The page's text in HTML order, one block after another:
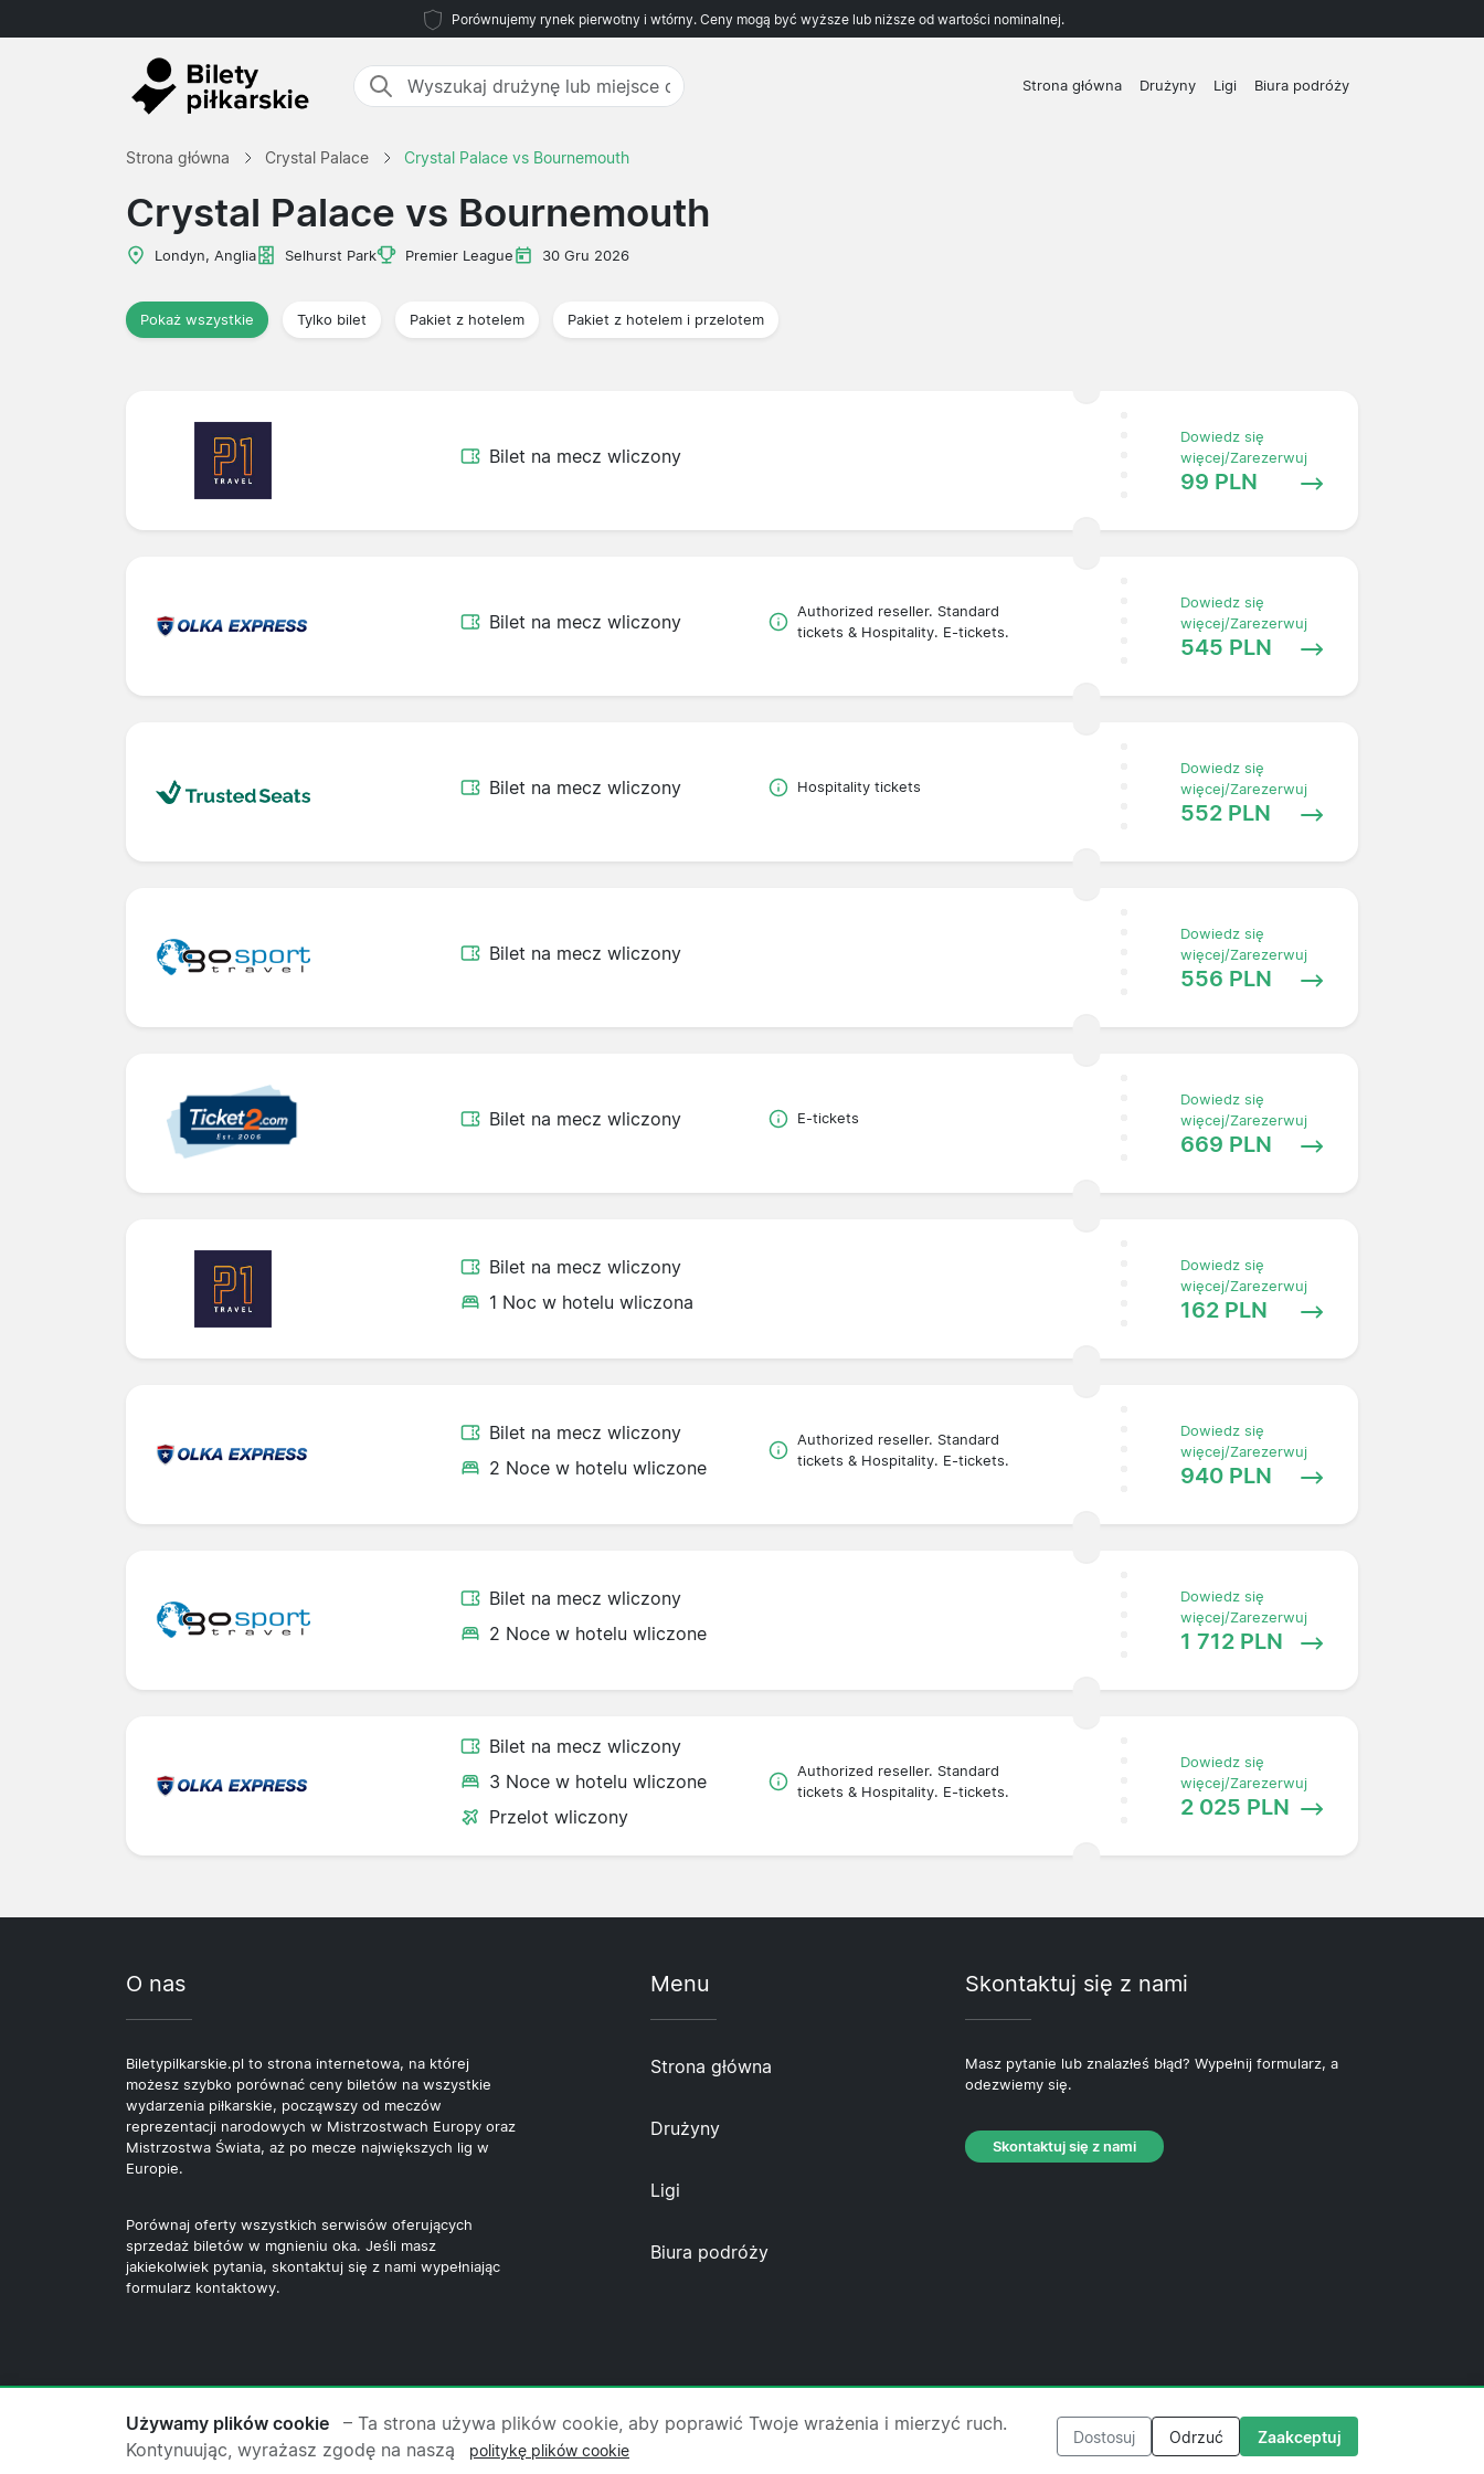
Porównujemy rynek pierwotny i wtórny. Ceny mogą być wyższe lub niższe od wartości nominalnej.
Strona główna Drużyny Ligi Biura podróży
Strona główna Crystal Palace Crystal Palace vs Bournemouth
Crystal Palace vs Bournemouth
Londyn, Anglia Selhurst Park Premier League 30 Gru 2026
Pokaż wszystkie Tylko bilet Pakiet z hotelem Pakiet z hotelem i przelotem
Bilet na mecz wliczony
Dowiedz się
więcej/Zarezerwuj
99 PLN
Bilet na mecz wliczony
Authorized reseller. Standard
tickets & Hospitality. E-tickets.
Dowiedz się
więcej/Zarezerwuj
545 PLN
Bilet na mecz wliczony Hospitality tickets
Dowiedz się
więcej/Zarezerwuj
552 PLN
Bilet na mecz wliczony
Dowiedz się
więcej/Zarezerwuj
556 PLN
Bilet na mecz wliczony E-tickets
Dowiedz się
więcej/Zarezerwuj
669 PLN
Bilet na mecz wliczony
1 Noc w hotelu wliczona
Dowiedz się
więcej/Zarezerwuj
162 PLN
Bilet na mecz wliczony
2 Noce w hotelu wliczone
Authorized reseller. Standard
tickets & Hospitality. E-tickets.
Dowiedz się
więcej/Zarezerwuj
940 PLN
Bilet na mecz wliczony
2 Noce w hotelu wliczone
Dowiedz się
więcej/Zarezerwuj
1 712 PLN
Bilet na mecz wliczony
3 Noce w hotelu wliczone
Przelot wliczony
Authorized reseller. Standard
tickets & Hospitality. E-tickets.
Dowiedz się
więcej/Zarezerwuj
2 025 PLN
O nas
Biletypilkarskie.pl to strona internetowa, na której
możesz szybko porównać ceny biletów na wszystkie
wydarzenia piłkarskie, począwszy od meczów
reprezentacji narodowych w Mistrzostwach Europy oraz
Mistrzostwa Świata, aż po mecze największych lig w
Europie.
Porównaj oferty wszystkich serwisów oferujących
sprzedaż biletów w mgnieniu oka. Jeśli masz
jakiekolwiek pytania, skontaktuj się z nami wypełniając
formularz kontaktowy.
Menu
Strona główna
Drużyny
Ligi
Biura podróży
Skontaktuj się z nami
Masz pytanie lub znalazłeś błąd? Wypełnij formularz, a
odezwiemy się.
Skontaktuj się z nami
© 2026 Copyright Biletypilkarskie.pl ·O nas·Skontaktuj się z nami·Polityka prywatności·Polityka plików cookie·Polityka redakcyjna
Używamy plików cookie
– Ta strona używa plików cookie, aby poprawić Twoje wrażenia i mierzyć ruch.
Kontynuując, wyrażasz zgodę na naszą
politykę plików cookie
Dostosuj Odrzuć Zaakceptuj